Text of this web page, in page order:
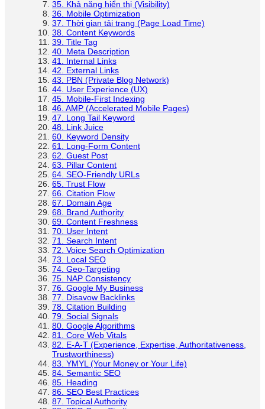
35. Khả năng hiển thị (Visibility)
36. Mobile Optimization
37. Thời gian tải trang (Page Load Time)
38. Content Keywords
39. Title Tag
40. Meta Description
41. Internal Links
42. External Links
43. PBN (Private Blog Network)
44. User Experience (UX)
45. Mobile-First Indexing
46. AMP (Accelerated Mobile Pages)
47. Long Tail Keyword
48. Link Juice
60. Keyword Density
61. Long-Form Content
62. Guest Post
63. Pillar Content
64. SEO-Friendly URLs
65. Trust Flow
66. Citation Flow
67. Domain Age
68. Brand Authority
69. Content Freshness
70. User Intent
71. Search Intent
72. Voice Search Optimization
73. Local SEO
74. Geo-Targeting
75. NAP Consistency
76. Google My Business
77. Disavow Backlinks
78. Citation Building
79. Social Signals
80. Google Algorithms
81. Core Web Vitals
82. E-A-T (Experience, Expertise, Authoritativeness,
Trustworthiness)
83. YMYL (Your Money or Your Life)
84. Semantic SEO
85. Heading
86. SEO Best Practices
87. Topical Authority